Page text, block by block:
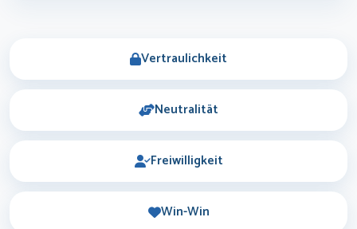
Vertraulichkeit
Neutralität
Freiwilligkeit
Win-Win